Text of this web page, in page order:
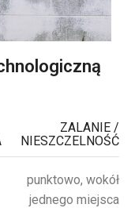
ZALANIE /
NIESZCZELNOŚĆ
punktowo, wokół
jednego miejsca